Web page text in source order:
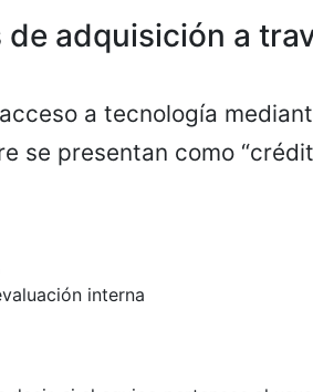
adquisición a
a tecnología
se presentan como
interna